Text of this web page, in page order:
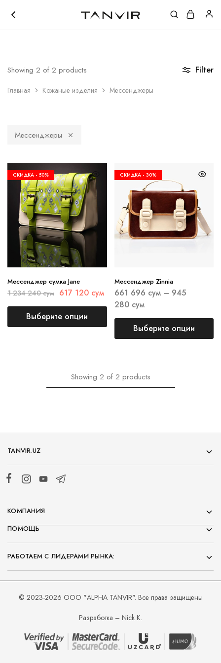
ЛОКАЦИЯ ШОУРУМА | +998 (97) 111-41-41
Tanvir.uz
Кожанные
Главная Кожаные изделия Мессенджеры
Filter
Showing 2 of 2 products
Мессенджеры
СКИДКА - 50%
Мессенджер сумка Jane
1 234 240сум 617 120 сум
Выберите опции
СКИДКА - 30%
Мессенджер Zinnia
661 696 сум – 945
280 сум
Выберите опции
Showing 2 of 2 products
TANVIR.UZ
КОМПАНИЯ
ПОМОЩЬ
РАБОТАЕМ С ЛИДЕРАМИ РЫНКА:
© 2023-2026 ООО "ALPHA TANVIR". Все права защищены
Разработка – Nick K.